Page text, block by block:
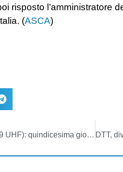
risposto l’amministratore
(ASCA)
DTT, dividendo esterno (ch 61-69 UHF): quindicesima giornata di gara. Oltre 3,4 miliardi di euro